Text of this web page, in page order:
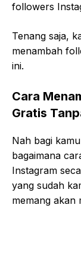
followers
Tenang saja,
menambah
ini.
Cara
Gratis
Nah bagi
bagaimana
Instagram
yang sudah
memang akan